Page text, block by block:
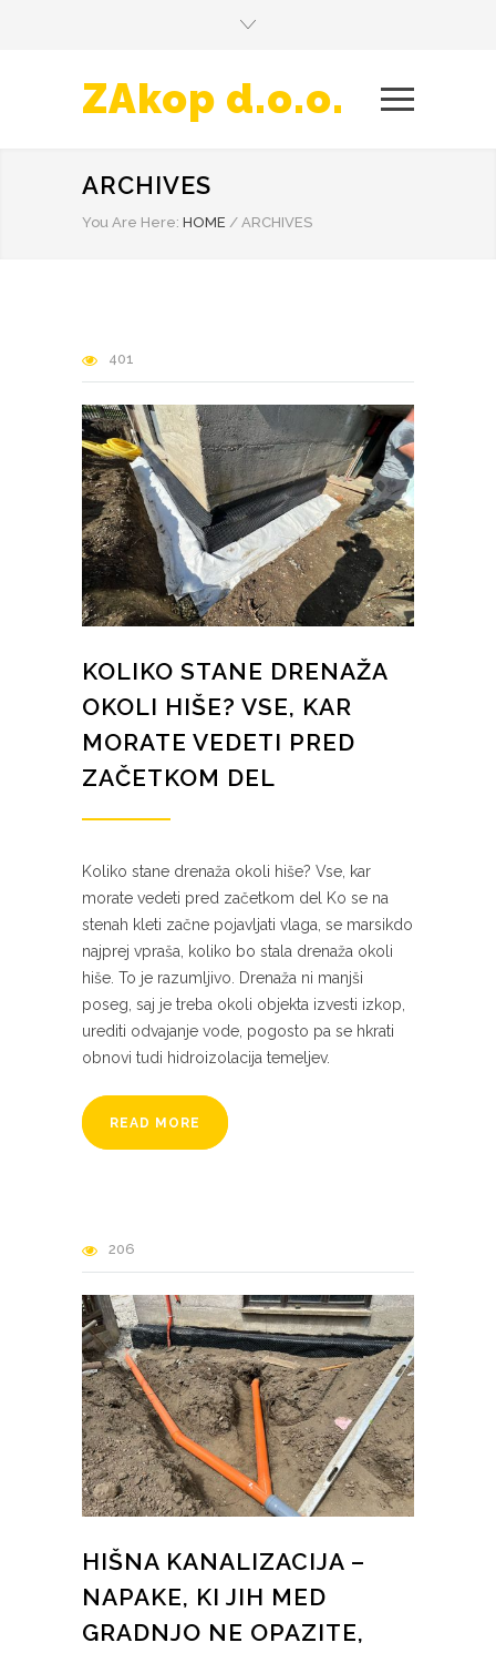
ZAkop d.o.o.
ARCHIVES
You Are Here: HOME / ARCHIVES
401
KOLIKO STANE DRENAŽA
OKOLI HIŠE? VSE, KAR
MORATE VEDETI PRED
ZAČETKOM DEL
Koliko stane drenaža okoli hiše? Vse, kar
morate vedeti pred začetkom del Ko se na
stenah kleti začne pojavljati vlaga, se marsikdo
najprej vpraša, koliko bo stala drenaža okoli
hiše. To je razumljivo. Drenaža ni manjši
poseg, saj je treba okoli objekta izvesti izkop,
urediti odvajanje vode, pogosto pa se hkrati
obnovi tudi hidroizolacija temeljev.
READ MORE
206
HIŠNA KANALIZACIJA –
NAPAKE, KI JIH MED
GRADNJO NE OPAZITE,